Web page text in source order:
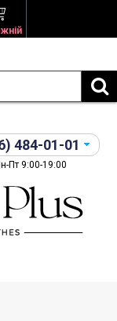
484-01-01
Пт 9:00-19:00